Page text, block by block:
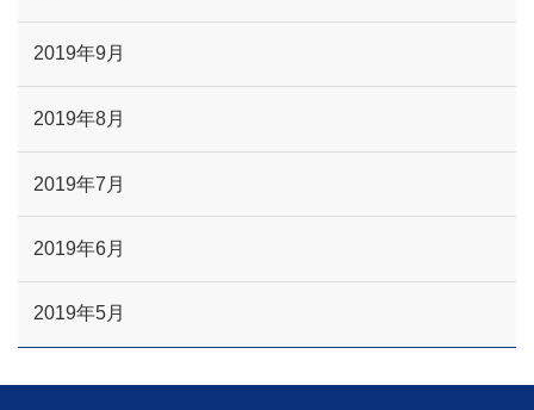
2019年9月
2019年8月
2019年7月
2019年6月
2019年5月